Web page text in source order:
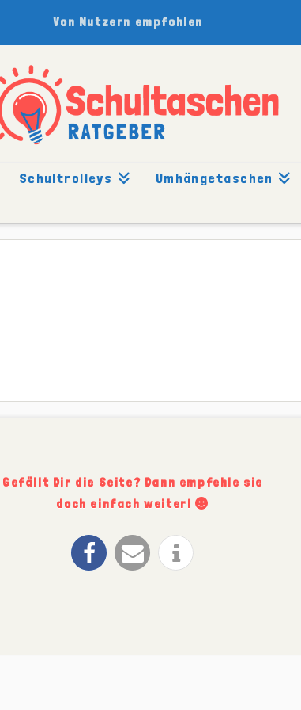
Von Nutzern empfohlen
Schultrolleys Umhängetaschen
Gefällt Dir die Seite? Dann empfehle sie
doch einfach weiter!